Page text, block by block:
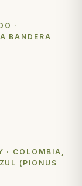
·
BANDERA
· COLOMBIA,
(PIONUS